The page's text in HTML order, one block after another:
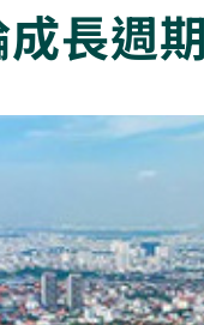
長週期